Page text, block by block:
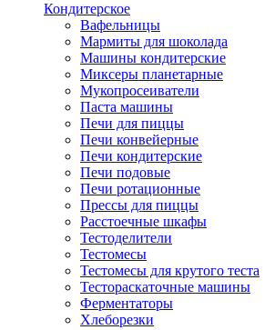
Кондитерское
Вафельницы
Мармиты для шоколада
Машины кондитерские
Миксеры планетарные
Мукопросеиватели
Паста машины
Печи для пиццы
Печи конвейерные
Печи кондитерские
Печи подовые
Печи ротационные
Прессы для пиццы
Расстоечные шкафы
Тестоделители
Тестомесы
Тестомесы для крутого теста
Тестораскаточные машины
Ферментаторы
Хлеборезки